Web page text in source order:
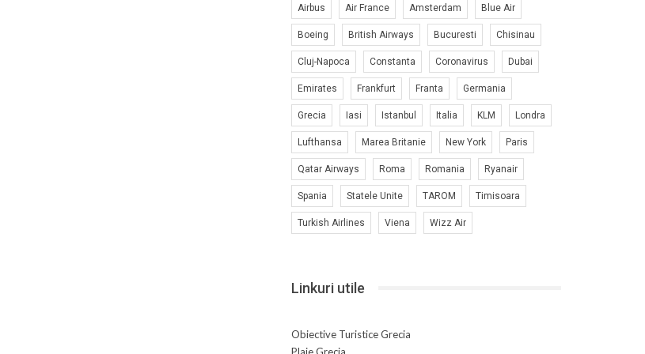
Airbus Air France Amsterdam Blue Air
Boeing British Airways Bucuresti Chisinau
Cluj-Napoca Constanta Coronavirus Dubai
Emirates Frankfurt Franta Germania
Grecia Iasi Istanbul Italia KLM Londra
Lufthansa Marea Britanie New York Paris
Qatar Airways Roma Romania Ryanair
Spania Statele Unite TAROM Timisoara
Turkish Airlines Viena Wizz Air
Linkuri utile
Obiective Turistice Grecia
Plaje Grecia